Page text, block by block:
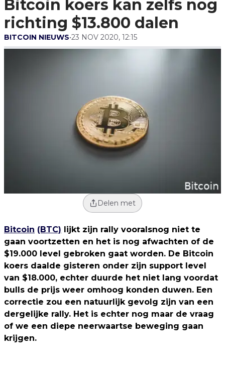
Dalen
Bitcoin koers kan zelfs nog
richting $13.800 dalen
BITCOIN NIEUWS•23 NOV 2020, 12:15
Delen met
Bitcoin (BTC) lijkt zijn rally vooralsnog niet te
gaan voortzetten en het is nog afwachten of de
$19.000 level gebroken gaat worden. De Bitcoin
koers daalde gisteren onder zijn support level
van $18.000, echter duurde het niet lang voordat
bulls de prijs weer omhoog konden duwen. Een
correctie zou een natuurlijk gevolg zijn van een
dergelijke rally. Het is echter nog maar de vraag
of we een diepe neerwaartse beweging gaan
krijgen.